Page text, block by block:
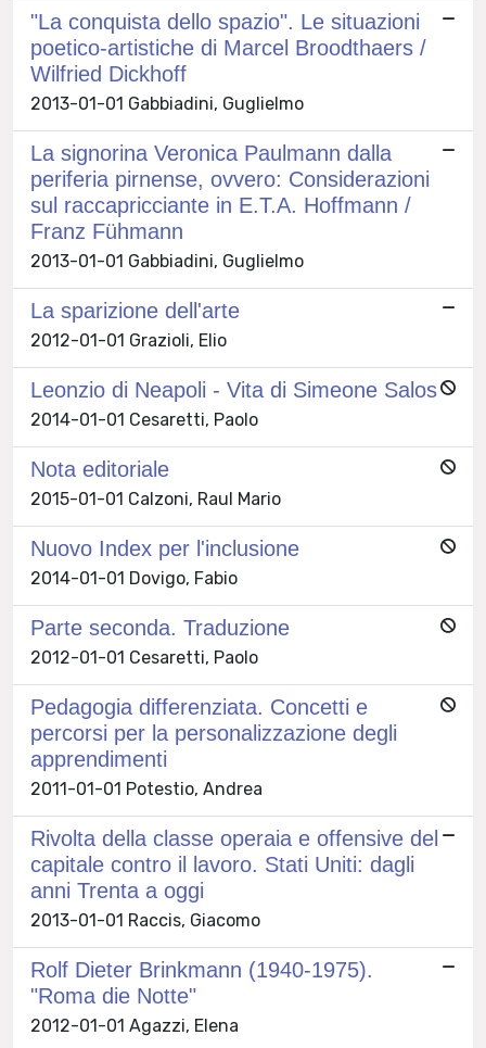
"La conquista dello spazio". Le situazioni
poetico-artistiche di Marcel Broodthaers /
Wilfried Dickhoff
2013-01-01 Gabbiadini, Guglielmo
La signorina Veronica Paulmann dalla
periferia pirnense, ovvero: Considerazioni
sul raccapricciante in E.T.A. Hoffmann /
Franz Fühmann
2013-01-01 Gabbiadini, Guglielmo
La sparizione dell'arte
2012-01-01 Grazioli, Elio
Leonzio di Neapoli - Vita di Simeone Salos
2014-01-01 Cesaretti, Paolo
Nota editoriale
2015-01-01 Calzoni, Raul Mario
Nuovo Index per l'inclusione
2014-01-01 Dovigo, Fabio
Parte seconda. Traduzione
2012-01-01 Cesaretti, Paolo
Pedagogia differenziata. Concetti e
percorsi per la personalizzazione degli
apprendimenti
2011-01-01 Potestio, Andrea
Rivolta della classe operaia e offensive del
capitale contro il lavoro. Stati Uniti: dagli
anni Trenta a oggi
2013-01-01 Raccis, Giacomo
Rolf Dieter Brinkmann (1940-1975).
"Roma die Notte"
2012-01-01 Agazzi, Elena